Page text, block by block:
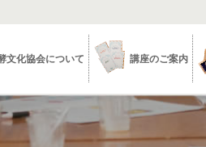
文化協会について 講座のご案内